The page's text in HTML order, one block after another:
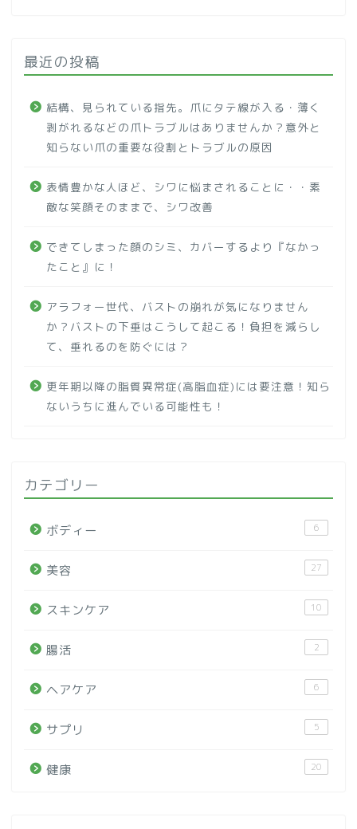
最近の投稿
結構、見られている指先。爪にタテ線が入る・薄く
剥がれるなどの爪トラブルはありませんか？意外と
知らない爪の重要な役割とトラブルの原因
表情豊かな人ほど、シワに悩まされることに・・素
敵な笑顔そのままで、シワ改善
できてしまった顔のシミ、カバーするより『なかっ
たこと』に！
アラフォー世代、バストの崩れが気になりません
か？バストの下垂はこうして起こる！負担を減らし
て、垂れるのを防ぐには？
更年期以降の脂質異常症(高脂血症)には要注意！知ら
ないうちに進んでいる可能性も！
カテゴリー
ボディー 6
美容 27
スキンケア 10
腸活 2
ヘアケア 6
サプリ 5
健康 20